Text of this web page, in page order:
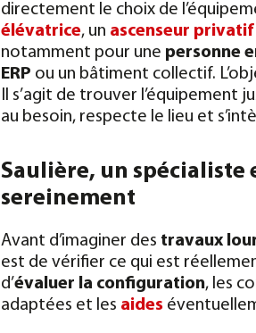
directement le choix de
élévatrice, un ascenseur privatif
notamment pour une personne
ERP ou un bâtiment collectif.
Il s’agit de trouver l’équipement
au besoin, respecte le lieu et
Saulière, un spécialiste
sereinement
Avant d’imaginer des travaux
est de vérifier ce qui est
d’évaluer la configuration, les
adaptées et les aides